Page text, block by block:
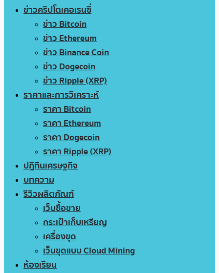
ข่าวคริปโตเคอเรนซี่
ข่าว Bitcoin
ข่าว Ethereum
ข่าว Binance Coin
ข่าว Dogecoin
ข่าว Ripple (XRP)
ราคาและการวิเคราะห์
ราคา Bitcoin
ราคา Ethereum
ราคา Dogecoin
ราคา Ripple (XRP)
ปฏิทินเศรษฐกิจ
บทความ
รีวิวผลิตภัณฑ์
เว็บซื้อขาย
กระเป๋าเก็บเหรียญ
เครื่องขุด
เว็บขุดแบบ Cloud Mining
ห้องเรียน